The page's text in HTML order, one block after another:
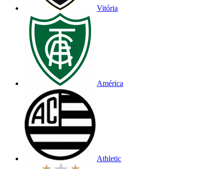
Vitória
América
Athletic